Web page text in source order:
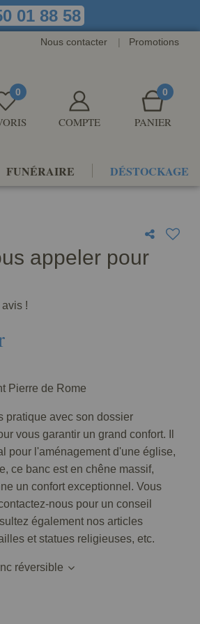
01 88 58
Nous contacter | Promotions
0
COMPTE
0
PANIER
FUNÉRAIRE DÉSTOCKAGE
appeler pour
!
Pierre de Rome
pratique avec son dossier
vous garantir un grand confort. Il
pour l'aménagement d'une église,
ce banc est en chêne massif,
un confort exceptionnel. Vous
nous pour un conseil
également nos articles
et statues religieuses, etc.
réversible